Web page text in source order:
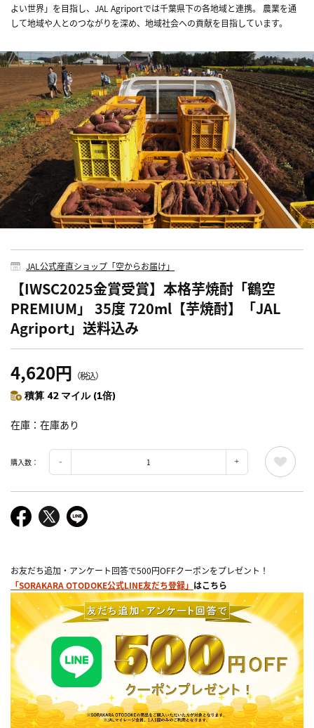
よい世界」を目指し、JAL Agriportでは千葉県下の各地域と連携。 農業を通
して地域や人とのつながりを深め、地域社会への貢献を目指しています。
JAL公式産直ショップ「空からお届け」
【IWSC2025金賞受賞】本格芋焼酎「鶴空
PREMIUM」 35度 720ml【芋焼酎】「JAL
Agriport」送料込み
4,620円 （税込）
積算 42 マイル (1倍)
在庫 在庫あり
購入数：
お友だち追加・アンケート回答で500円OFFクーポンをプレゼント！
「SORAKARA OTODOKE公式LINE友だち登録」 はこちら